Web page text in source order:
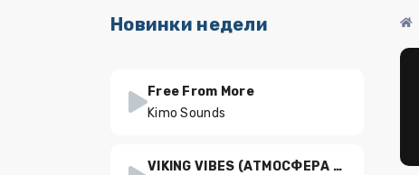
Новинки недели
Free From More
Kimo Sounds
VIKING VIBES (АТМОСФЕРА ВИКИНГОВ)